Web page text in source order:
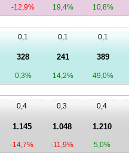
-12,9% 19,4% 10,8%
0,1 0,1 0,1
328 241 389
0,3% 14,2% 49,0%
0,4 0,3 0,4
1.145 1.048 1.210
-14,7% -11,9% 5,0%